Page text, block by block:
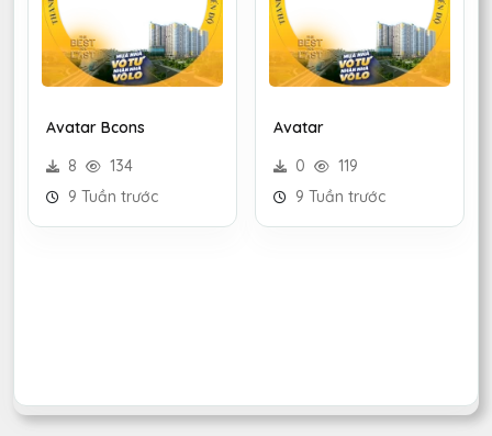
Avatar Bcons
8
134
9 Tuần trước
Avatar
0
119
9 Tuần trước